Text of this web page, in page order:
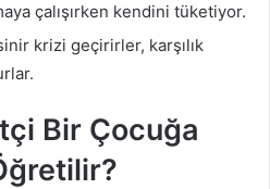
çalışırken kendini tüketiyor.
krizi geçirirler, karşılık
Bir Çocuğa